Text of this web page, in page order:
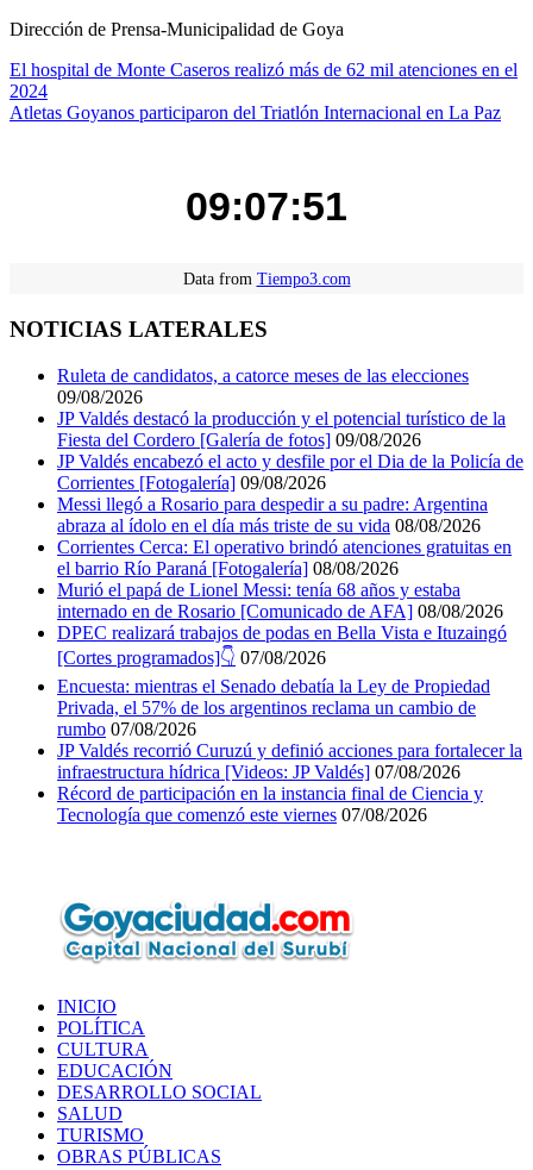
Dirección de Prensa-Municipalidad de Goya
Navegación
de
El hospital de Monte Caseros realizó más de 62 mil atenciones en el
2024
Atletas Goyanos participaron del Triatlón Internacional en La Paz
09:07:51
Data from Tiempo3.com
NOTICIAS LATERALES
Ruleta de candidatos, a catorce meses de las elecciones
09/08/2026
JP Valdés destacó la producción y el potencial turístico de la
Fiesta del Cordero [Galería de fotos] 09/08/2026
JP Valdés encabezó el acto y desfile por el Dia de la Policía de
Corrientes [Fotogalería] 09/08/2026
Messi llegó a Rosario para despedir a su padre: Argentina
abraza al ídolo en el día más triste de su vida 08/08/2026
Corrientes Cerca: El operativo brindó atenciones gratuitas en
el barrio Río Paraná [Fotogalería] 08/08/2026
Murió el papá de Lionel Messi: tenía 68 años y estaba
internado en de Rosario [Comunicado de AFA] 08/08/2026
DPEC realizará trabajos de podas en Bella Vista e Ituzaingó
[Cortes programados]👇 07/08/2026
Encuesta: mientras el Senado debatía la Ley de Propiedad
Privada, el 57% de los argentinos reclama un cambio de
rumbo 07/08/2026
JP Valdés recorrió Curuzú y definió acciones para fortalecer la
infraestructura hídrica [Videos: JP Valdés] 07/08/2026
Récord de participación en la instancia final de Ciencia y
Tecnología que comenzó este viernes 07/08/2026
INICIO
POLÍTICA
CULTURA
EDUCACIÓN
DESARROLLO SOCIAL
SALUD
TURISMO
OBRAS PÚBLICAS